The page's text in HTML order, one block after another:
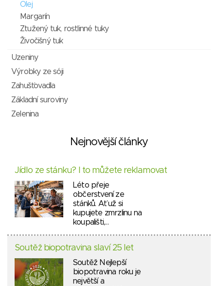
Olej
Margarín
Ztužený tuk, rostlinné tuky
Živočišný tuk
Uzeniny
Výrobky ze sóji
Zahušťovadla
Základní suroviny
Zelenina
Nejnovější články
Jídlo ze stánku? I to můžete reklamovat
Léto přeje
občerstvení ze
stánků. Ať už si
kupujete zmrzlinu na
koupališti,…
Soutěž biopotravina slaví 25 let
Soutěž Nejlepší
biopotravina roku je
největší a